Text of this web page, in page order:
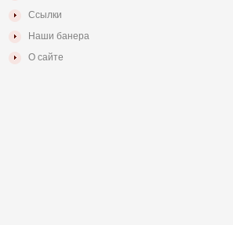
Ссылки
Наши банера
О сайте